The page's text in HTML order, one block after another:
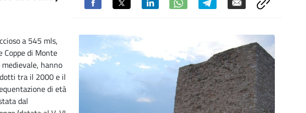
a 545 mls,
Coppe di Monte
hanno
tra il 2000 e il
di età
dal